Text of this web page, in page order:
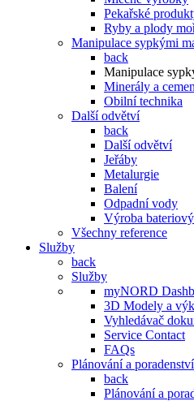
Pekařské
Ryby a plody
Manipulace sypkými
back
Manipulace
Minerály a
Obilní technika
Další odvětví
back
Další odvětví
Jeřáby
Metalurgie
Balení
Odpadní vody
Výroba
Všechny reference
Služby
back
Služby
myNORD
3D Modely a
Vyhledávač
Service Contact
FAQs
Plánování a poradenství
back
Plánování a